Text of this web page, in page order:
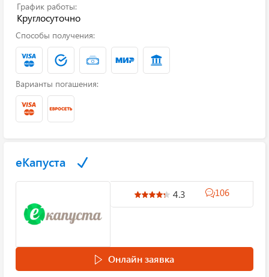
График работы:
Круглосуточно
Способы получения:
Варианты погашения:
еКапуста
4.3 106
Онлайн заявка